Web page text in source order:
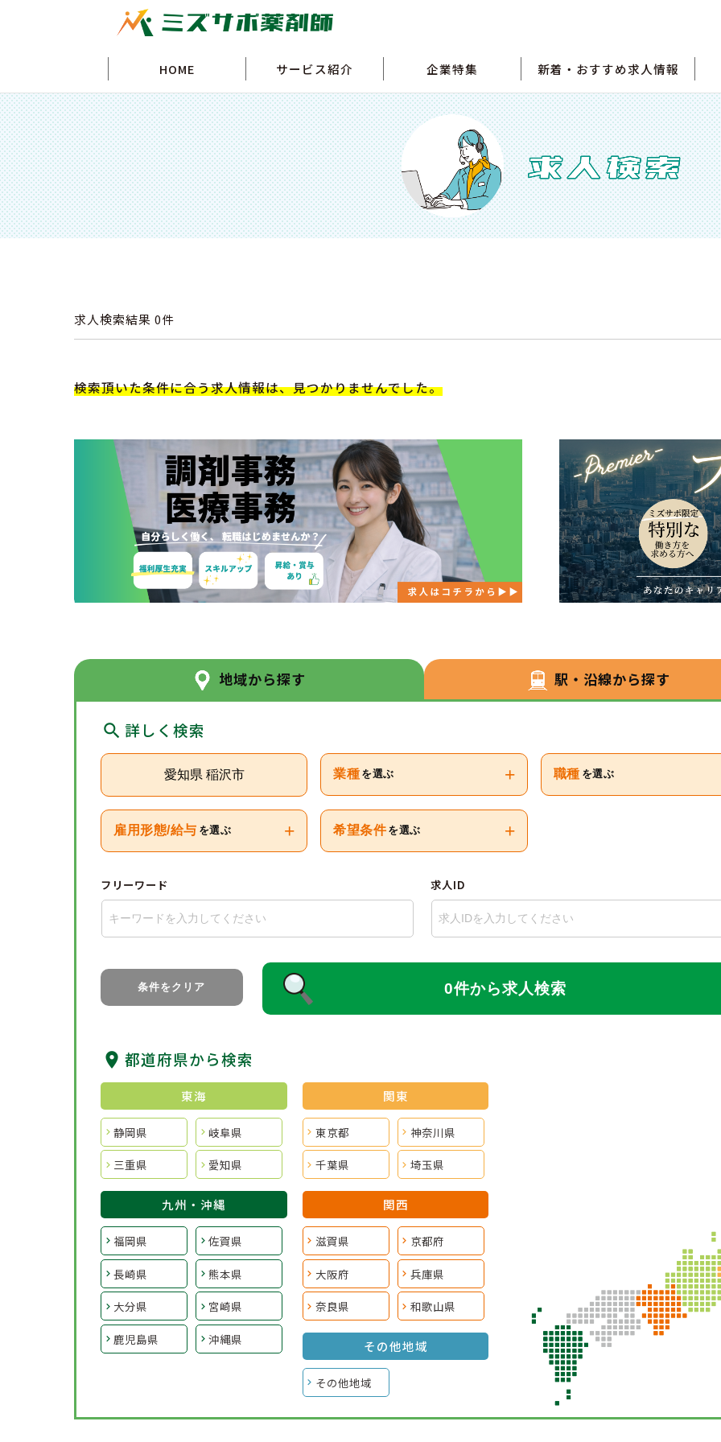
HOME サービス紹介 企業特集 新着・おすすめ求人情報
求人検索結果 0件
検索頂いた条件に合う求人情報は、見つかりませんでした。
地域から探す 駅・沿線から探す
詳しく検索
愛知県 稲沢市 業種 を選ぶ + 職種 を選ぶ
雇用形態/給与 を選ぶ + 希望条件 を選ぶ +
フリーワード 求人ID
条件をクリア 0件から求人検索
都道府県から検索
東海
静岡県 岐阜県
三重県 愛知県
関東
東京都 神奈川県
千葉県 埼玉県
九州・沖縄
福岡県 佐賀県
長崎県 熊本県
大分県 宮崎県
鹿児島県 沖縄県
関西
滋賀県 京都府
大阪府 兵庫県
奈良県 和歌山県
その他地域
その他地域